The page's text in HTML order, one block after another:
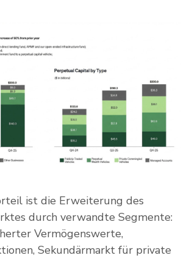
ist die Erweiterung des
durch verwandte Segmente:
Vermögenswerte,
Sekundärmarkt für private